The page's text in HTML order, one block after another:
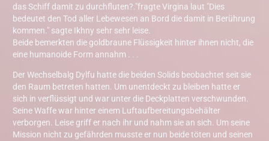
das Schiff damit zu durchfluten?."fragte Virgina laut "Dies
bedeutet den Tod aller Lebewesen an Bord die damit in Berührung
kommen." sagte Ikhny sehr sehr leise.
Beide bemerkten die goldbraune Flüssigkeit hinter ihnen nicht, die
eine humanoide Form annahm . . .
Der Wechselbalg Dylfu hatte die beiden Solids beobachtet seit sie
den Raum betreten hatten. Um unentdeckt zu bleiben hatte er
sich in verflüssigt und war unter die Deckplatten verschwunden.
Seine Waffe war hinter einem Luftaufbereitungsbehälter
verborgen. Leise griff er nach ihr und nahm sie an sich. Um seine
Mission nicht zu gefährden musste er nun beide töten und seinen